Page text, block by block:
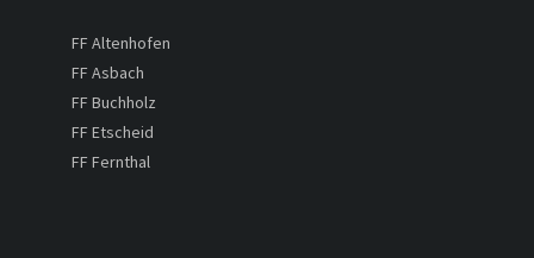
FF Altenhofen
FF Asbach
FF Buchholz
FF Etscheid
FF Fernthal